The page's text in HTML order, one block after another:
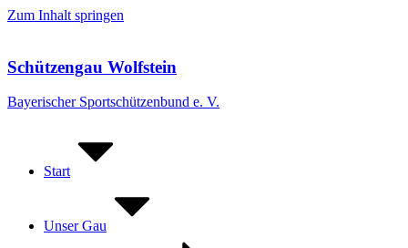
Zum Inhalt springen
Schützengau Wolfstein
Bayerischer Sportschützenbund e. V.
Start
Unser Gau